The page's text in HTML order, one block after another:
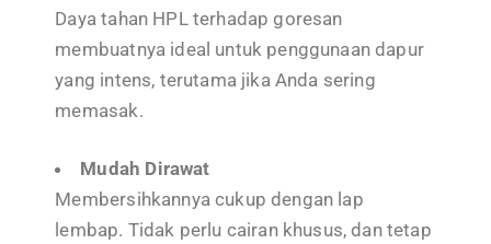
Daya tahan HPL terhadap goresan
membuatnya ideal untuk penggunaan dapur
yang intens, terutama jika Anda sering
memasak.
Mudah Dirawat
Membersihkannya cukup dengan lap
lembap. Tidak perlu cairan khusus, dan tetap